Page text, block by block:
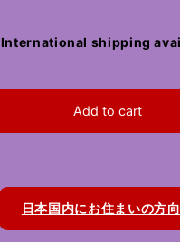
International shipping
Add to cart
日本国内にお住まいの方